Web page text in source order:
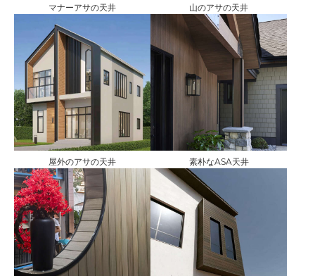
マナーアサの天井 山のアサの天井
屋外のアサの天井 素朴なASA天井